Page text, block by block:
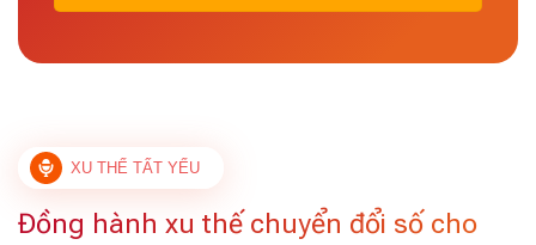
XU THẾ TẤT YẾU
Đồng hành xu thế chuyển đổi số cho